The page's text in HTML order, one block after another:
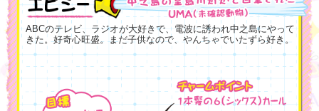
ABCのテレビ、ラジオが大好きで、電波に誘われ中之島にやって
きた。好奇心旺盛。まだ子供なので、やんちゃでいたずら好き。